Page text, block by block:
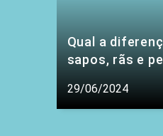
Qual a
sapos, rãs e
29/06/2024